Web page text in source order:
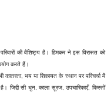
की वैशिष्ट्य है। हिमकर ने इस विरासत को
करते हैं।
भय या शिकायत के स्थान पर परिचर्चा में
जिद्दी सी धुन, काला सूरज, उपचारिकाएँ, किस्तों